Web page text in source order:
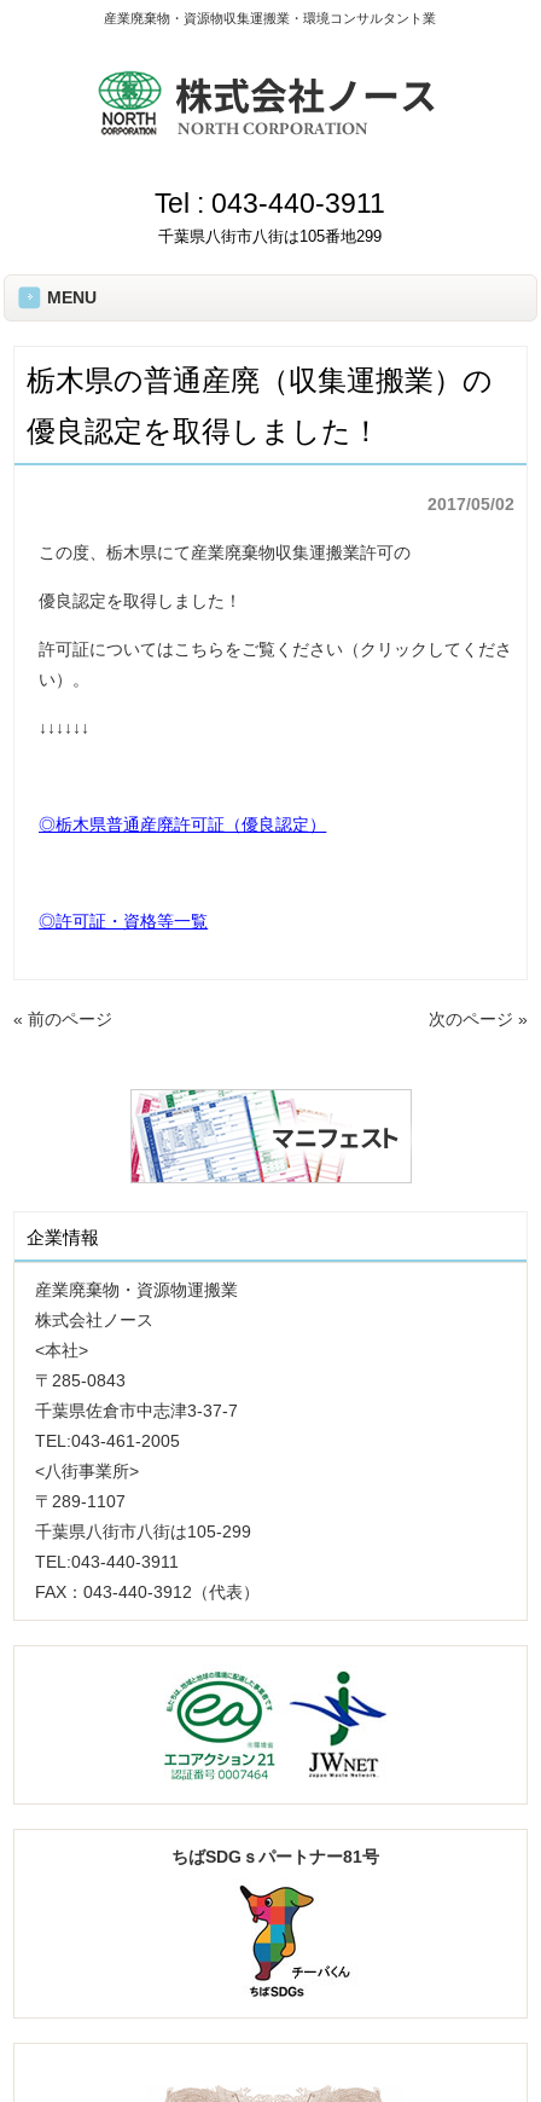
産業廃棄物・資源物収集運搬業・環境コンサルタント業
Tel : 043-440-3911
千葉県八街市八街は105番地299
MENU
栃木県の普通産廃（収集運搬業）の
優良認定を取得しました！
2017/05/02
この度、栃木県にて産業廃棄物収集運搬業許可の
優良認定を取得しました！
許可証についてはこちらをご覧ください（クリックしてくださ
い）。
↓↓↓↓↓↓
◎栃木県普通産廃許可証（優良認定）
◎許可証・資格等一覧
« 前のページ 次のページ »
企業情報
産業廃棄物・資源物運搬業
株式会社ノース
<本社>
〒285-0843
千葉県佐倉市中志津3-37-7
TEL:043-461-2005
<八街事業所>
〒289-1107
千葉県八街市八街は105-299
TEL:043-440-3911
FAX：043-440-3912（代表）
ちばSDGｓパートナー81号